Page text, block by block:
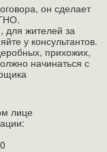
он сделает
жителей за
у консультантов.
прихожих,
начинаться с
лице